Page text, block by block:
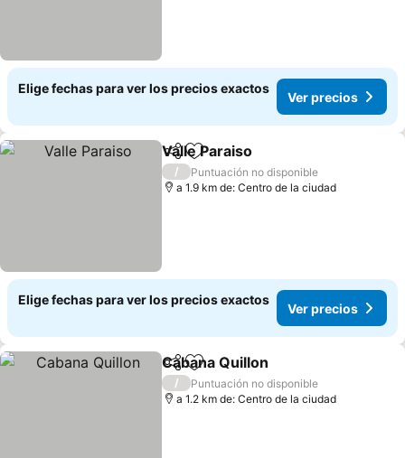
Elige fechas para ver los precios exactos
Ver precios
CompartirAgregar a favoritos
Valle Paraiso
/
Puntuación no disponible
a 1.9 km de: Centro de la ciudad
Elige fechas para ver los precios exactos
Ver precios
CompartirAgregar a favoritos
Cabana Quillon
/
Puntuación no disponible
a 1.2 km de: Centro de la ciudad